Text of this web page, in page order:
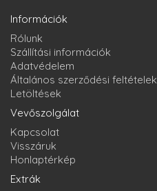
Információk
Rólunk
Szállítási információk
Adatvédelem
Általános szerződési feltételek
Letöltések
Vevőszolgálat
Kapcsolat
Visszáruk
Honlaptérkép
Extrák